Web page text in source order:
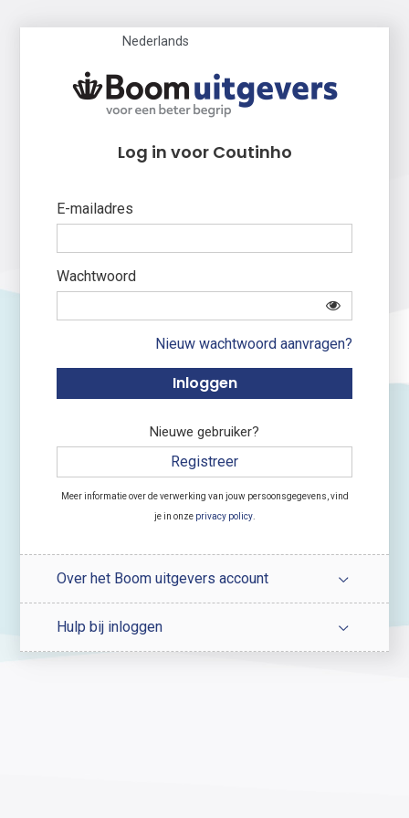
Nederlands
Log in voor Coutinho
E-mailadres
Wachtwoord
Nieuw wachtwoord aanvragen?
Nieuwe gebruiker?
Registreer
Meer informatie over de verwerking van jouw persoonsgegevens, vind
je in onze privacy policy.
Over het Boom uitgevers account
Hulp bij inloggen